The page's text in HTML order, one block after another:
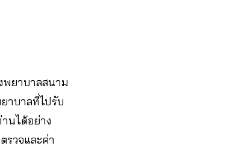
พยาบาลสนาม
าบาลที่ไปรับ
นได้อย่าง
รวจและค่า